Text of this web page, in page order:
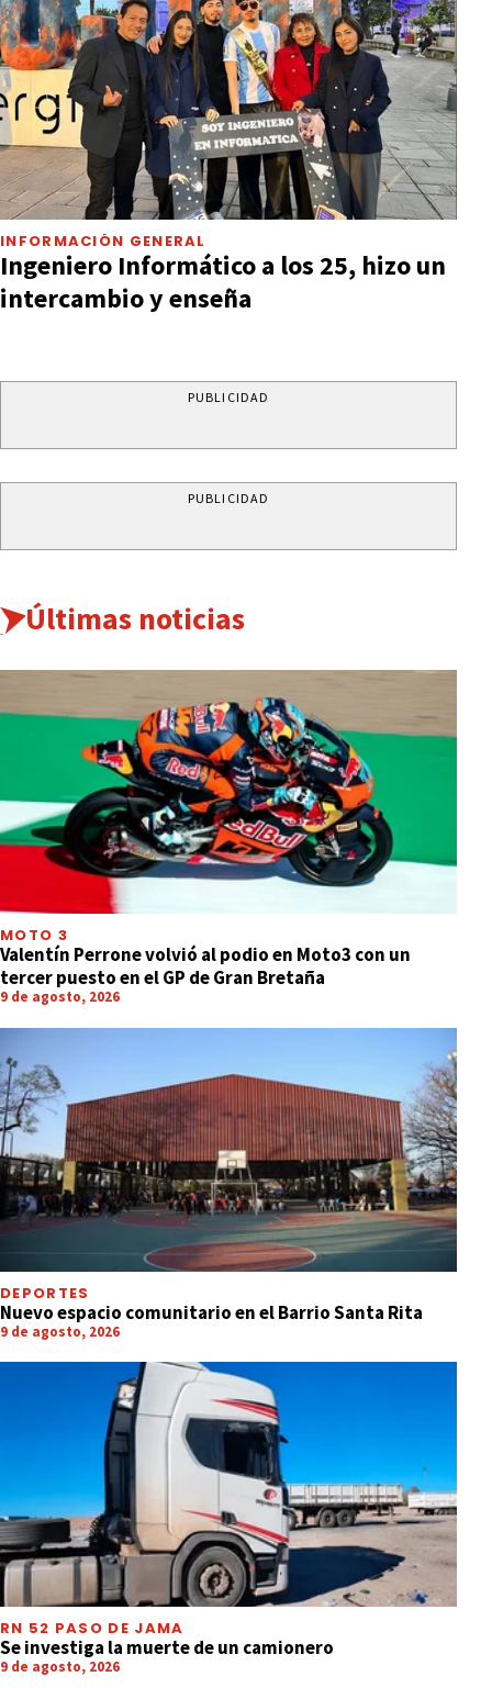
INFORMACIÓN GENERAL
Ingeniero Informático a los 25, hizo un
intercambio y enseña
PUBLICIDAD
PUBLICIDAD
Últimas noticias
MOTO 3
Valentín Perrone volvió al podio en Moto3 con un
tercer puesto en el GP de Gran Bretaña
9 de agosto, 2026
DEPORTES
Nuevo espacio comunitario en el Barrio Santa Rita
9 de agosto, 2026
RN 52 PASO DE JAMA
Se investiga la muerte de un camionero
9 de agosto, 2026